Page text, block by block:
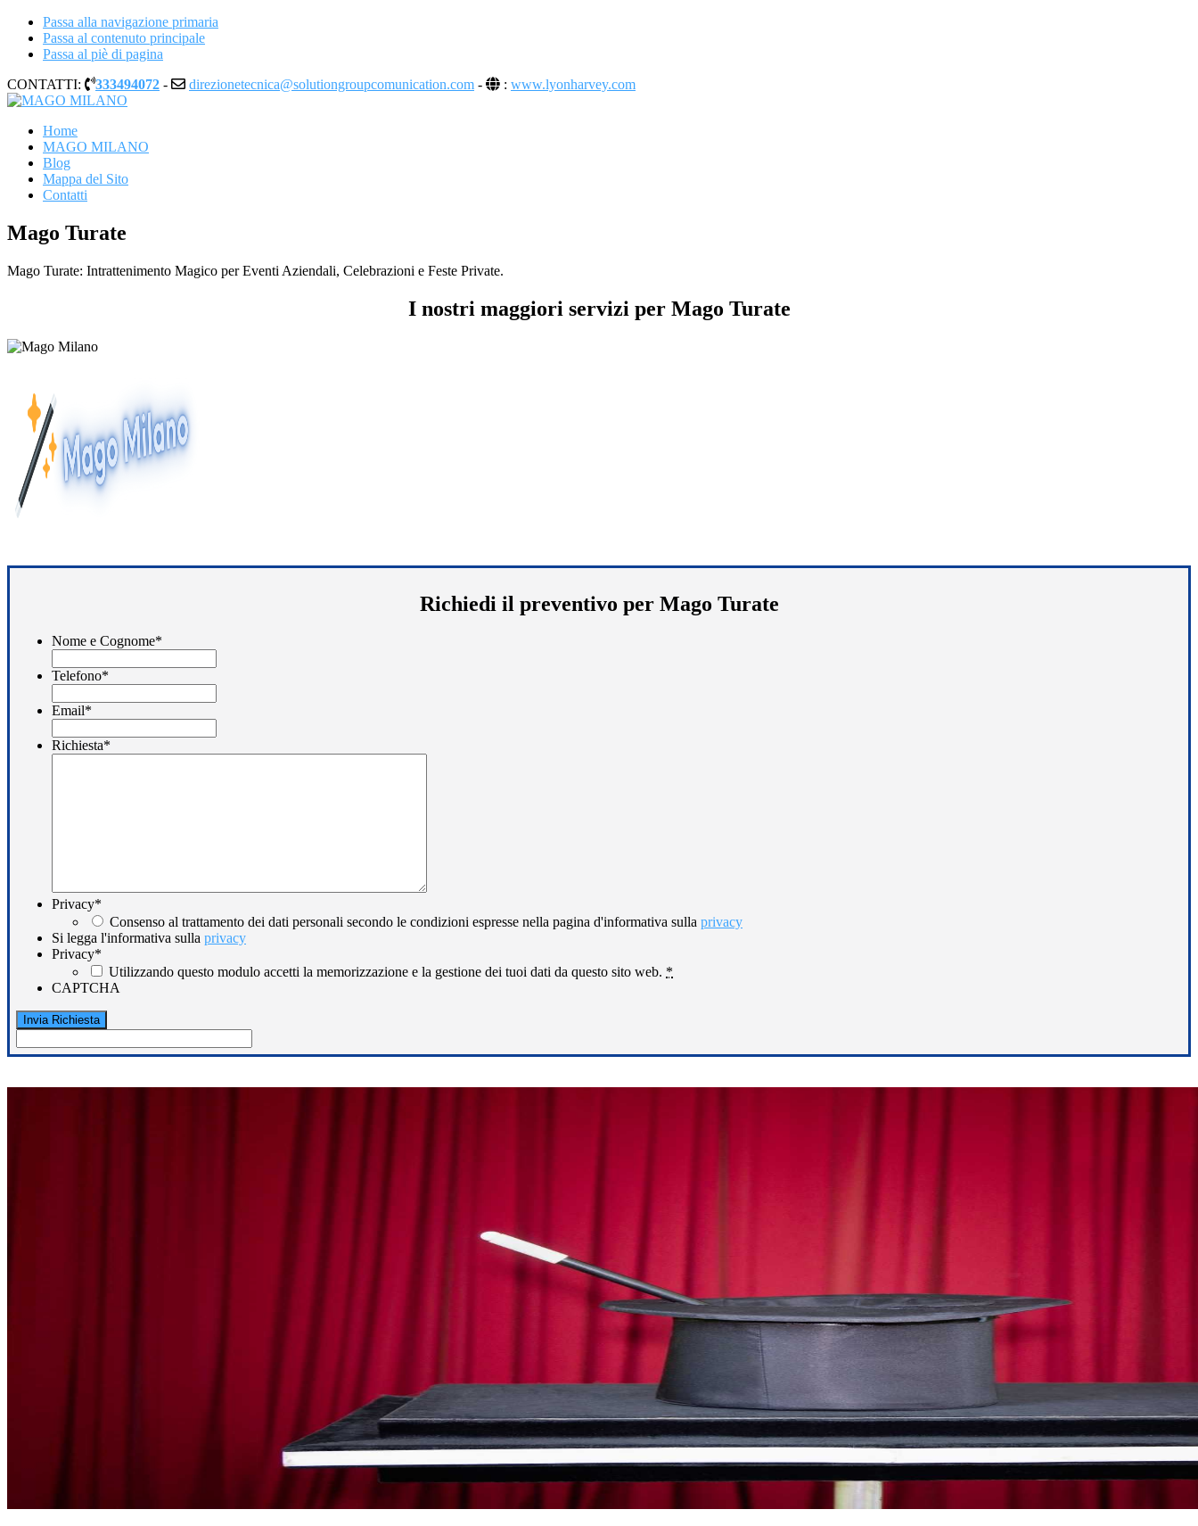
Passa alla navigazione primaria
Passa al contenuto principale
Passa al piè di pagina
CONTATTI:
333494072 - direzionetecnica@solutiongroupcomunication.com - : www.lyonharvey.com
MAGO MILANO
Illusionista a Milano
Home
MAGO MILANO
Blog
Mappa del Sito
Contatti
Mago Turate
Mago Turate: Intrattenimento Magico per Eventi Aziendali, Celebrazioni e Feste Private.
I nostri maggiori servizi per Mago Turate
Richiedi il preventivo per Mago Turate
Nome e Cognome*
Telefono*
Email*
Richiesta*
Privacy*
Consenso al trattamento dei dati personali secondo le condizioni espresse nella pagina d'informativa sulla privacy
Si legga l'informativa sulla privacy
Privacy*
Utilizzando questo modulo accetti la memorizzazione e la gestione dei tuoi dati da questo sito web. *
CAPTCHA